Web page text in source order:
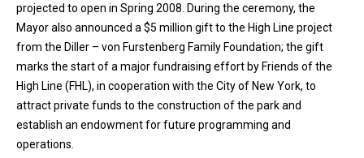
projected to open in Spring 2008. During the ceremony, the
Mayor also announced a $5 million gift to the High Line project
from the Diller – von Furstenberg Family Foundation; the gift
marks the start of a major fundraising effort by Friends of the
High Line (FHL), in cooperation with the City of New York, to
attract private funds to the construction of the park and
establish an endowment for future programming and
operations.